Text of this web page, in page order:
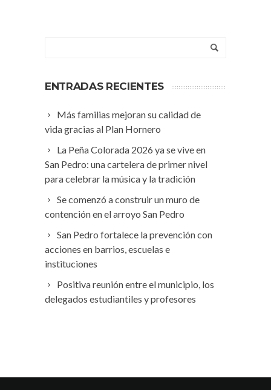
ENTRADAS RECIENTES
Más familias mejoran su calidad de
vida gracias al Plan Hornero
La Peña Colorada 2026 ya se vive en
San Pedro: una cartelera de primer nivel
para celebrar la música y la tradición
Se comenzó a construir un muro de
contención en el arroyo San Pedro
San Pedro fortalece la prevención con
acciones en barrios, escuelas e
instituciones
Positiva reunión entre el municipio, los
delegados estudiantiles y profesores